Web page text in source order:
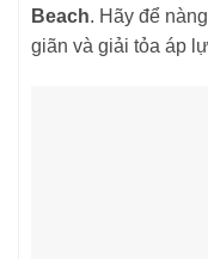
Beach. Hãy để
giãn và giải tỏa áp